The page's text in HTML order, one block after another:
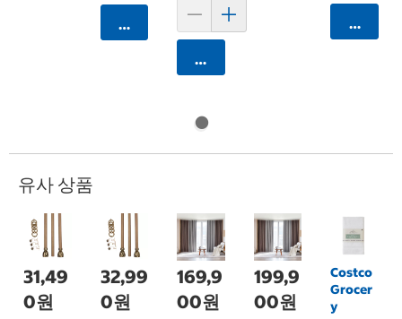
카트에 담기
카트에 담기
카트에
유사 상품
31,49
0원
32,99
0원
169,9
00원
199,9
00원
Costco
Grocer
y